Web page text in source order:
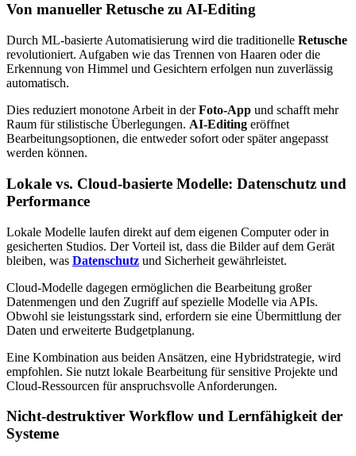
Von manueller Retusche zu AI-Editing
Durch ML-basierte Automatisierung wird die traditionelle Retusche
revolutioniert. Aufgaben wie das Trennen von Haaren oder die
Erkennung von Himmel und Gesichtern erfolgen nun zuverlässig
automatisch.
Dies reduziert monotone Arbeit in derFoto-App und schafft mehr
Raum für stilistische Überlegungen. AI-Editing eröffnet
Bearbeitungsoptionen, die entweder sofort oder später angepasst
werden können.
Lokale vs. Cloud-basierte Modelle: Datenschutz und
Performance
Lokale Modelle laufen direkt auf dem eigenen Computer oder in
gesicherten Studios. Der Vorteil ist, dass die Bilder auf dem Gerät
bleiben, was Datenschutz und Sicherheit gewährleistet.
Cloud-Modelle dagegen ermöglichen die Bearbeitung großer
Datenmengen und den Zugriff auf spezielle Modelle via APIs.
Obwohl sie leistungsstark sind, erfordern sie eine Übermittlung der
Daten und erweiterte Budgetplanung.
Eine Kombination aus beiden Ansätzen, eine Hybridstrategie, wird
empfohlen. Sie nutzt lokale Bearbeitung für sensitive Projekte und
Cloud-Ressourcen für anspruchsvolle Anforderungen.
Nicht-destruktiver Workflow und Lernfähigkeit der
Systeme